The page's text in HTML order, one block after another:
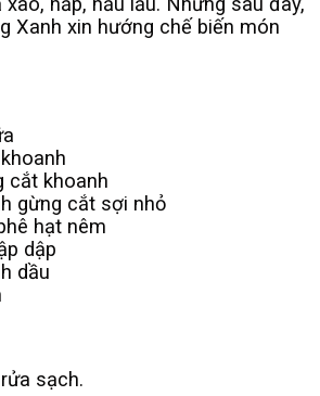
Xanh xin hướng chế biến món
cắt khoanh
gừng cắt sợi nhỏ
hạt nêm
dập
dầu
sạch.